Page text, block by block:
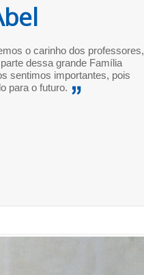
o carinho dos professores,
dessa grande Família
sentimos importantes, pois
para o futuro.